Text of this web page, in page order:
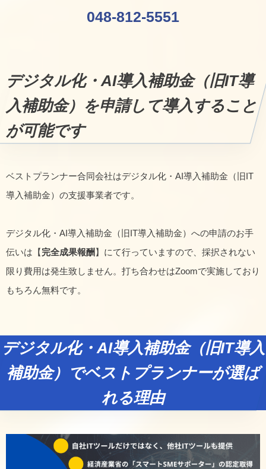
048-812-5551
デジタル化・AI導入補助金（旧IT導
入補助金）を申請して導入すること
が可能です
ベストプランナー合同会社はデジタル化・AI導入補助金（旧IT
導入補助金）の支援事業者です。
デジタル化・AI導入補助金（旧IT導入補助金）への申請のお手
伝いは【完全成果報酬 】にて行っていますので、採択されない
限り費用は発生致しません。打ち合わせはZoomで実施しており
もちろん無料です。
デジタル化・AI導入補助金（旧IT導入
補助金）でベストプランナーが選ば
れる理由